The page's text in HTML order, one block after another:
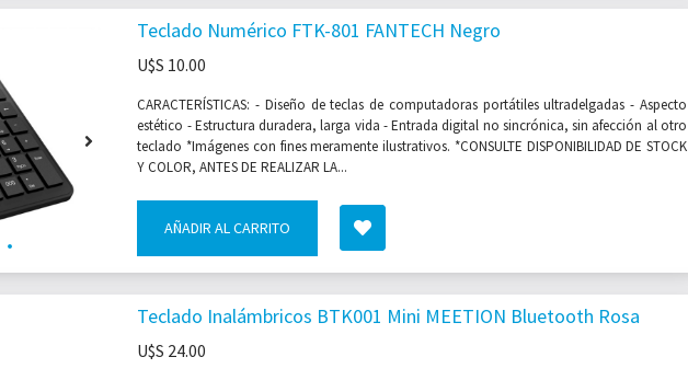
Teclado Numérico FTK-801 FANTECH Negro
U$S 10.00
CARACTERÍSTICAS: - Diseño de teclas de computadoras portátiles ultradelgadas - Aspecto
estético - Estructura duradera, larga vida - Entrada digital no sincrónica, sin afección al otro
teclado *Imágenes con fines meramente ilustrativos. *CONSULTE DISPONIBILIDAD DE STOCK
Y COLOR, ANTES DE REALIZAR LA...
AÑADIR AL CARRITO
Teclado Inalámbricos BTK001 Mini MEETION Bluetooth Rosa
U$S 24.00